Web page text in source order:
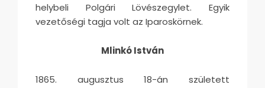
helybeli Polgári Lövészegylet. Egyik
vezetőségi tagja volt az Iparoskörnek.
Mlinkó István
1865. augusztus 18-án született